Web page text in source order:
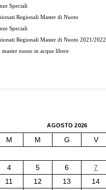
Speciali
Regionali Master di Nuoto
Speciali
Regionali Master di Nuoto 2021/2022
nuoto in acque libere
AGOSTO 2026
M M G V
4 5 6 7
11 12 13 14